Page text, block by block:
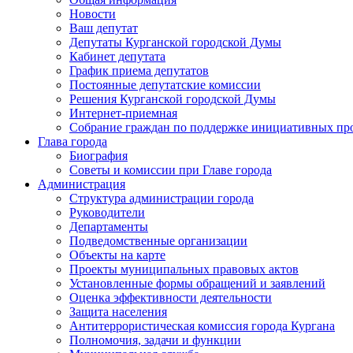
Новости
Ваш депутат
Депутаты Курганской городской Думы
Кабинет депутата
График приема депутатов
Постоянные депутатские комиссии
Решения Курганской городской Думы
Интернет-приемная
Собрание граждан по поддержке инициативных
Глава города
Биография
Советы и комиссии при Главе города
Администрация
Структура администрации города
Руководители
Департаменты
Подведомственные организации
Объекты на карте
Проекты муниципальных правовых актов
Установленные формы обращений и заявлений
Оценка эффективности деятельности
Защита населения
Антитеррористическая комиссия города Кургана
Полномочия, задачи и функции